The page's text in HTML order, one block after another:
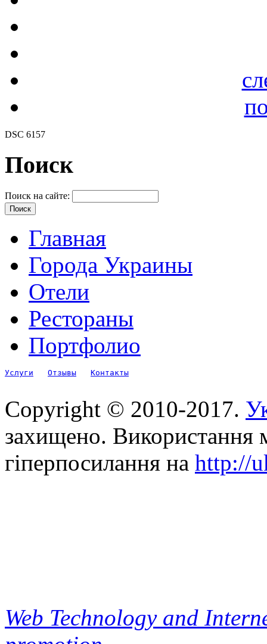
DSC 6157
Поиск
Поиск на сайте:
Главная
Города Украины
Отели
Рестораны
Портфолио
Услуги Отзывы Контакты
Copyright © 2010-2017.
захищено. Використання
гіперпосилання на http://
Web Technology and